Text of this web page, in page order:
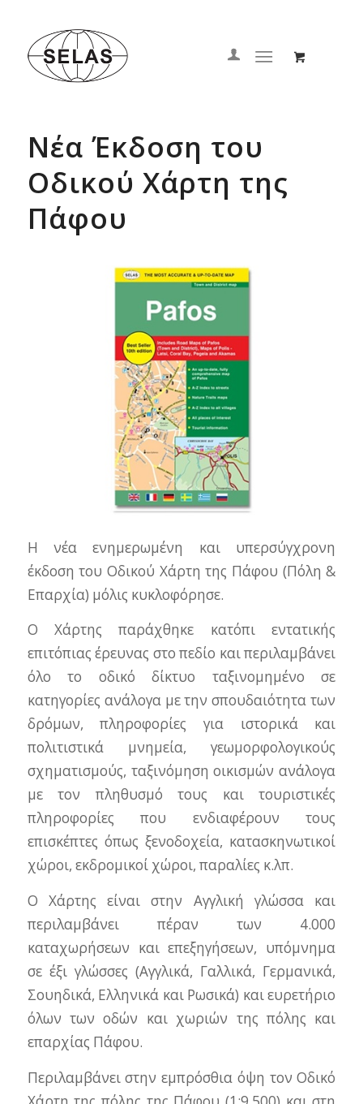
Νέα Έκδοση του
Οδικού Χάρτη της
Πάφου
Η νέα ενημερωμένη και υπερσύγχρονη
έκδοση του Οδικού Χάρτη της Πάφου (Πόλη &
Επαρχία) μόλις κυκλοφόρησε.
Ο Χάρτης παράχθηκε κατόπι εντατικής
επιτόπιας έρευνας στο πεδίο και περιλαμβάνει
όλο το οδικό δίκτυο ταξινομημένο σε
κατηγορίες ανάλογα με την σπουδαιότητα των
δρόμων, πληροφορίες για ιστορικά και
πολιτιστικά μνημεία, γεωμορφολογικούς
σχηματισμούς, ταξινόμηση οικισμών ανάλογα
με τον πληθυσμό τους και τουριστικές
πληροφορίες που ενδιαφέρουν τους
επισκέπτες όπως ξενοδοχεία, κατασκηνωτικοί
χώροι, εκδρομικοί χώροι, παραλίες κ.λπ.
Ο Χάρτης είναι στην Αγγλική γλώσσα και
περιλαμβάνει πέραν των 4.000
καταχωρήσεων και επεξηγήσεων, υπόμνημα
σε έξι γλώσσες (Αγγλικά, Γαλλικά, Γερμανικά,
Σουηδικά, Ελληνικά και Ρωσικά) και ευρετήριο
όλων των οδών και χωριών της πόλης και
επαρχίας Πάφου.
Περιλαμβάνει στην εμπρόσθια όψη τον Οδικό